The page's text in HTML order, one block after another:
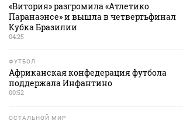
«Витория» разгромила «Атлетико
Паранаэнсе» и вышла в четвертьфинал
Кубка Бразилии
04:25
ФУТБОЛ
Африканская конфедерация футбола
поддержала Инфантино
00:52
ОСТАЛЬНОЙ МИР